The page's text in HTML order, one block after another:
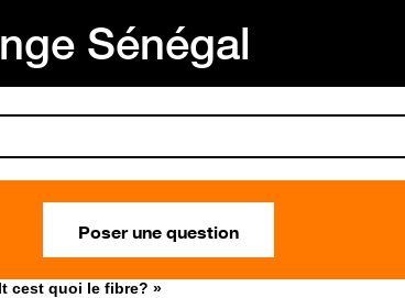
Sénégal
Poser une question
cest quoi le fibre? »